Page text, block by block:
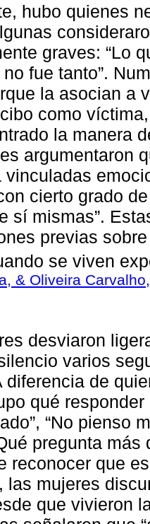
hubo quienes
graves: “Lo
fue tanto”.
la asocian a
como
la manera
argumentaron
vinculadas
cierto grado
sí mismas”.
previas
se viven
& Oliveira
desviaron
varios
diferencia de
qué
“No pienso
pregunta
reconocer que
las mujeres
que vivieron